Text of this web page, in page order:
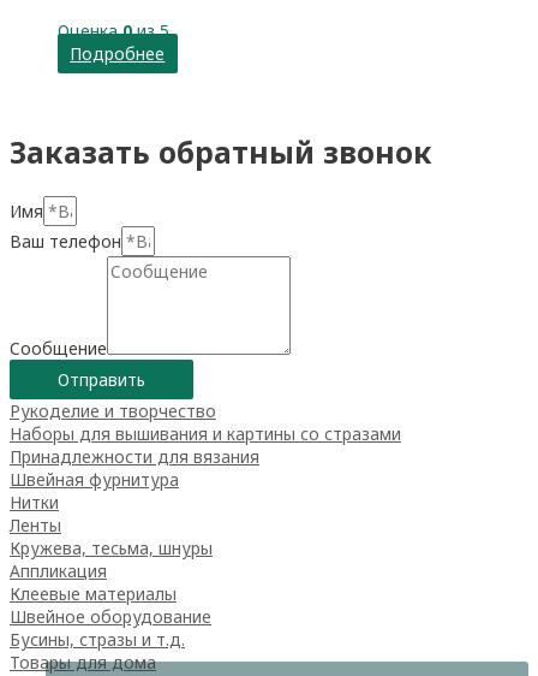
Оценка0из 5
Подробнее
Заказать обратный звонок
Имя
Ваш телефон
Сообщение
Отправить
Рукоделие и творчество
Наборы для вышивания и картины со стразами
Принадлежности для вязания
Швейная фурнитура
Нитки
Ленты
Кружева, тесьма, шнуры
Аппликация
Клеевые материалы
Швейное оборудование
Бусины, стразы и т.д.
Товары для дома